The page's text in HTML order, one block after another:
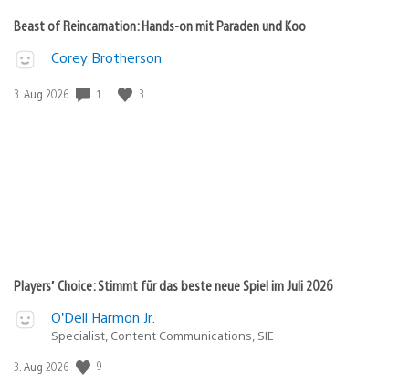
Beast of Reincarnation: Hands-on mit Paraden und Koo
Corey Brotherson
Veröffentlichungsdatum:
3. Aug 2026 1 3
Players’ Choice: Stimmt für das beste neue Spiel im Juli 2026
O’Dell Harmon Jr.
Specialist, Content Communications, SIE
Veröffentlichungsdatum:
3. Aug 2026 9